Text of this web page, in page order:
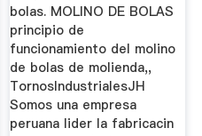
bolas. MOLINO DE BOLAS
principio de
funcionamiento del molino
de bolas de molienda,,
TornosIndustrialesJH
Somos una empresa
peruana lider la fabricacin